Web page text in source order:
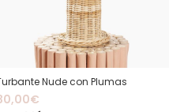
Nude con Plumas
€